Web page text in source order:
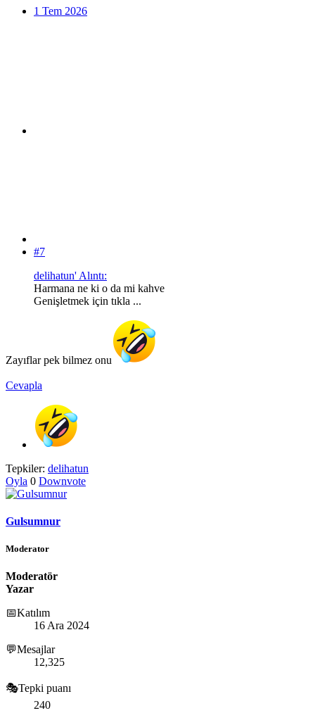
1 Tem 2026
#7
delihatun' Alıntı:
Harmana ne ki o da mi kahve
Genişletmek için tıkla ...
Zayıflar pek bilmez onu
Cevapla
Tepkiler: delihatun
Oyla 0 Downvote
Gulsumnur
Moderator
Moderatör
Yazar
📅Katılım
16 Ara 2024
💬Mesajlar
12,325
🎭Tepki puanı
240